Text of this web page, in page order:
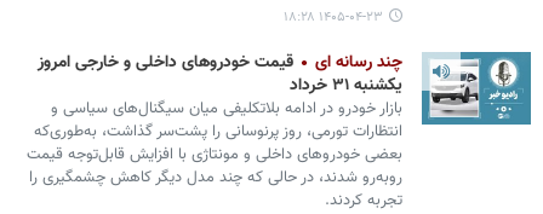
۱۴۰۵-۰۴-۲۳ ۱۸:۲۸
چند رسانه ای
قیمت خودروهای داخلی و خارجی امروز
یکشنبه ۳۱ خرداد
بازار خودرو در ادامه بلاتکلیفی میان سیگنال‌های سیاسی و
انتظارات تورمی، روز پرنوسانی را پشت‌سر گذاشت، به‌طوری‌که
بعضی خودروهای داخلی و مونتاژی با افزایش قابل‌توجه قیمت
روبه‌رو شدند، در حالی که چند مدل دیگر کاهش چشمگیری را
تجربه کردند.